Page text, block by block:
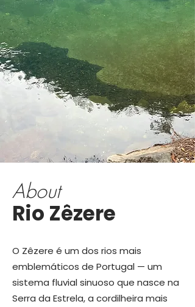
About
Rio Zêzere
O Zêzere é um dos rios mais
emblemáticos de Portugal — um
sistema fluvial sinuoso que nasce na
Serra da Estrela, a cordilheira mais